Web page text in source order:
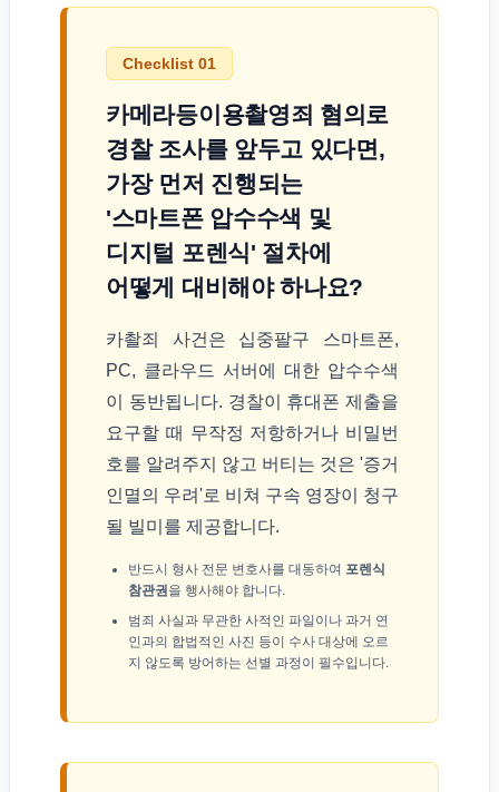
Checklist 01
카메라등이용촬영죄 혐의로
경찰 조사를 앞두고 있다면,
가장 먼저 진행되는
'스마트폰 압수수색 및
디지털 포렌식' 절차에
어떻게 대비해야 하나요?
카촬죄 사건은 십중팔구 스마트폰,
PC, 클라우드 서버에 대한 압수수색
이 동반됩니다. 경찰이 휴대폰 제출을
요구할 때 무작정 저항하거나 비밀번
호를 알려주지 않고 버티는 것은 '증거
인멸의 우려'로 비쳐 구속 영장이 청구
될 빌미를 제공합니다.
반드시 형사 전문 변호사를 대동하여 포렌식
참관권을 행사해야 합니다.
범죄 사실과 무관한 사적인 파일이나 과거 연
인과의 합법적인 사진 등이 수사 대상에 오르
지 않도록 방어하는 선별 과정이 필수입니다.